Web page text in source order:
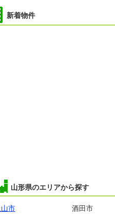
新着物件
山形県のエリアから探す
山市 酒田市